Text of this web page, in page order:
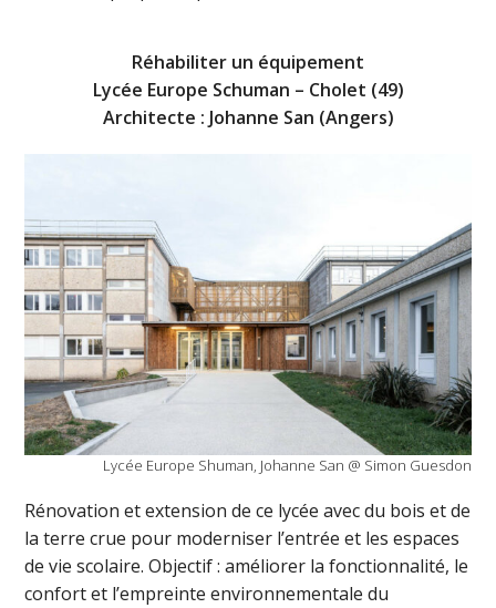
Réhabiliter un équipement
Lycée Europe Schuman – Cholet (49)
Architecte : Johanne San (Angers)
Lycée Europe Shuman, Johanne San @ Simon Guesdon
Rénovation et extension de ce lycée avec du bois et de
la terre crue pour moderniser l’entrée et les espaces
de vie scolaire. Objectif : améliorer la fonctionnalité, le
confort et l’empreinte environnementale du